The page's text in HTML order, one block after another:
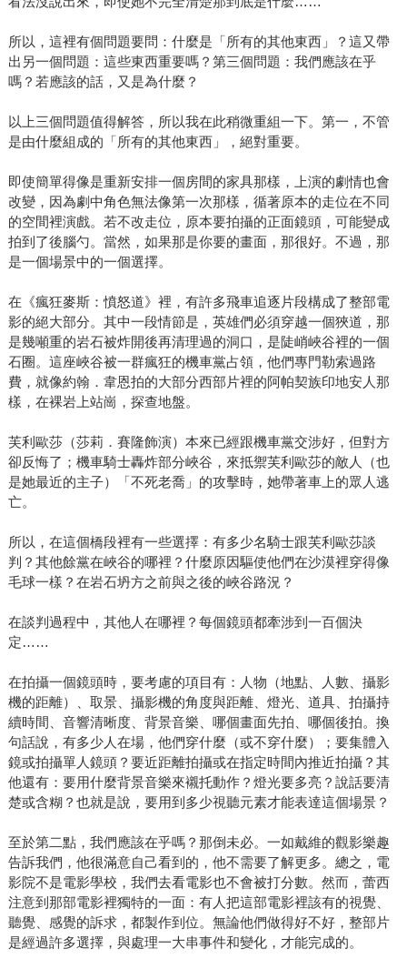
所以，這裡有個問題要問：什麼是「所有的其他東西」？這又帶
出另一個問題：這些東西重要嗎？第三個問題：我們應該在乎
嗎？若應該的話，又是為什麼？
以上三個問題值得解答，所以我在此稍微重組一下。第一，不管
是由什麼組成的「所有的其他東西」，絕對重要。
即使簡單得像是重新安排一個房間的家具那樣，上演的劇情也會
改變，因為劇中角色無法像第一次那樣，循著原本的走位在不同
的空間裡演戲。若不改走位，原本要拍攝的正面鏡頭，可能變成
拍到了後腦勺。當然，如果那是你要的畫面，那很好。不過，那
是一個場景中的一個選擇。
在《瘋狂麥斯：憤怒道》裡，有許多飛車追逐片段構成了整部電
影的絕大部分。其中一段情節是，英雄們必須穿越一個狹道，那
是幾噸重的岩石被炸開後再清理過的洞口，是陡峭峽谷裡的一個
石圈。這座峽谷被一群瘋狂的機車黨占領，他們專門勒索過路
費，就像約翰．韋恩拍的大部分西部片裡的阿帕契族印地安人那
樣，在裸岩上站崗，探查地盤。
芙利歐莎（莎莉．賽隆飾演）本來已經跟機車黨交涉好，但對方
卻反悔了；機車騎士轟炸部分峽谷，來抵禦芙利歐莎的敵人（也
是她最近的主子）「不死老喬」的攻擊時，她帶著車上的眾人逃
亡。
所以，在這個橋段裡有一些選擇：有多少名騎士跟芙利歐莎談
判？其他餘黨在峽谷的哪裡？什麼原因驅使他們在沙漠裡穿得像
毛球一樣？在岩石坍方之前與之後的峽谷路況？
在談判過程中，其他人在哪裡？每個鏡頭都牽涉到一百個決
定……
在拍攝一個鏡頭時，要考慮的項目有：人物（地點、人數、攝影
機的距離）、取景、攝影機的角度與距離、燈光、道具、拍攝持
續時間、音響清晰度、背景音樂、哪個畫面先拍、哪個後拍。換
句話說，有多少人在場，他們穿什麼（或不穿什麼）；要集體入
鏡或拍攝單人鏡頭？要近距離拍攝或在指定時間內推近拍攝？其
他還有：要用什麼背景音樂來襯托動作？燈光要多亮？說話要清
楚或含糊？也就是說，要用到多少視聽元素才能表達這個場景？
至於第二點，我們應該在乎嗎？那倒未必。一如戴維的觀影樂趣
告訴我們，他很滿意自己看到的，他不需要了解更多。總之，電
影院不是電影學校，我們去看電影也不會被打分數。然而，蕾西
注意到那部電影裡獨特的一面：有人把這部電影裡該有的視覺、
聽覺、感覺的訴求，都製作到位。無論他們做得好不好，整部片
是經過許多選擇，與處理一大串事件和變化，才能完成的。